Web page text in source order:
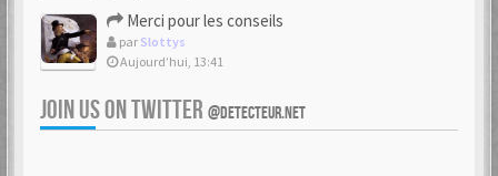
Merci pour les conseils
par Slottys
Aujourd’hui, 13:41
JOIN US ON TWITTER @DETECTEUR.NET